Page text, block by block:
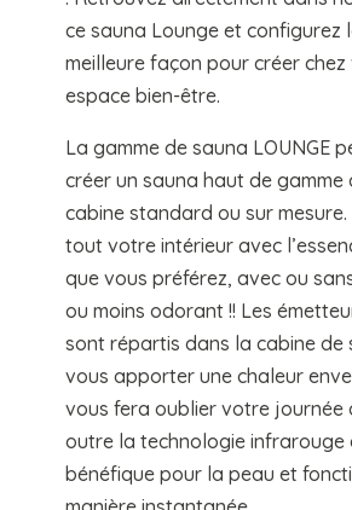
ce sauna Lounge et configurez
meilleure façon pour créer chez
espace bien-être.
La gamme de sauna LOUNGE
créer un sauna haut de gamme
cabine standard ou sur mesure.
tout votre intérieur avec
que vous préférez, avec ou
ou moins odorant !! Les
sont répartis dans la cabine de
vous apporter une chaleur
vous fera oublier votre journée
outre la technologie infrarouge
bénéfique pour la peau et